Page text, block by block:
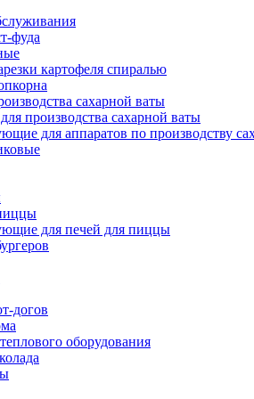
фуда
картофеля спиралью
сахарной ваты
производства сахарной ваты
для аппаратов по производству
для печей для пиццы
догов
оборудования